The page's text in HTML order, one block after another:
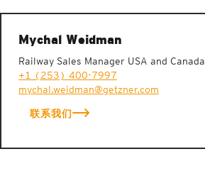
Mychal Weidman
Railway Sales Manager USA and Canada
+1 (253) 400-7997
mychal.weidman@getzner.com
联系我们